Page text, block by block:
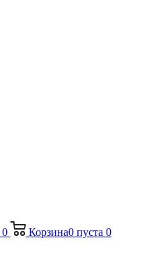
0 Корзина0 пуста 0